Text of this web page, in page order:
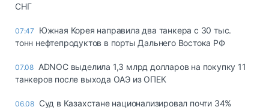
СНГ
07:47
Южная Корея направила два танкера с 30 тыс.
тонн нефтепродуктов в порты Дальнего Востока РФ
07.08 ADNOC выделила 1,3 млрд долларов на покупку 11
танкеров после выхода ОАЭ из ОПЕК
06.08 Суд в Казахстане национализировал почти 34%